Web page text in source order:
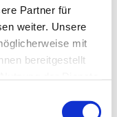
Partner für
weiter. Unsere
mit
bereitgestellt